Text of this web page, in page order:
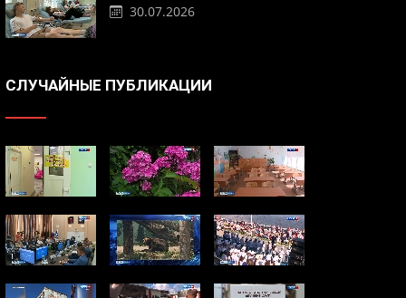
30.07.2026
СЛУЧАЙНЫЕ ПУБЛИКАЦИИ